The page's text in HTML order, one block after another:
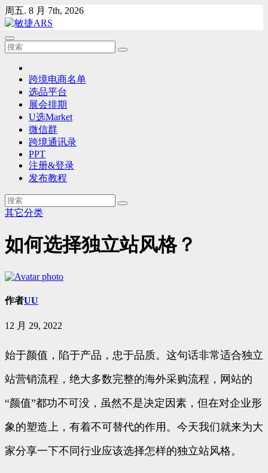
Skip
to
content
周五. 8 月 7th, 2026
跨境电商名单
选品平台
展会排期
U选Market
微信群
跨境通讯录
PPT
注册&登录
发布教程
其它分类
如何选择独立站风格？
作者UU
12 月 29, 2022
始于颜值，陷于产品，忠于品质。这句话非常适合独立
站营销流程，绝大多数完整的海外采购流程，网站的
“颜值”都功不可没，虽然不是决定因素，但在对企业形
象的塑造上，有着不可替代的作用。今天我们就来为大
家分享一下不同行业应该选择怎样的独立站风格。